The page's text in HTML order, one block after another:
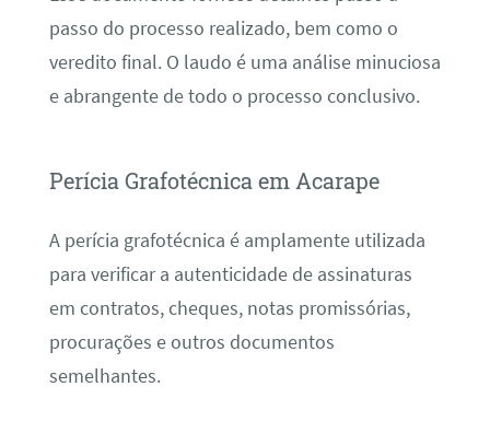
passo do processo realizado, bem como o
veredito final. O laudo é uma análise minuciosa
e abrangente de todo o processo conclusivo.
Perícia Grafotécnica em Acarape
A perícia grafotécnica é amplamente utilizada
para verificar a autenticidade de assinaturas
em contratos, cheques, notas promissórias,
procurações e outros documentos
semelhantes.